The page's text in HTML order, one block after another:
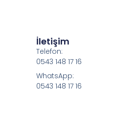
İletişim
Telefon:
0543 148 17 16
WhatsApp:
0543 148 17 16